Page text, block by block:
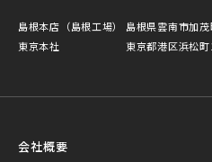
島根本店（島根工場）
島根県雲南市加
東京本社
東京都港区浜松
会社概要